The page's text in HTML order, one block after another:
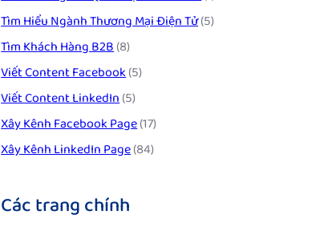
Tìm Hiểu Ngành Thương Mại Điện Tử(5)
Tìm Khách Hàng B2B(8)
Viết Content Facebook(5)
Viết Content LinkedIn(5)
Xây Kênh Facebook Page(17)
Xây Kênh LinkedIn Page(84)
Các trang chính